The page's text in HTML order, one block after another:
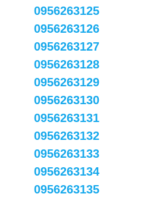
0956263125
0956263126
0956263127
0956263128
0956263129
0956263130
0956263131
0956263132
0956263133
0956263134
0956263135